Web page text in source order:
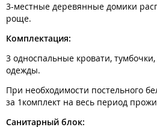
3-местные деревянные домики
роще.
Комплектация:
3 односпальные кровати, тумбочки,
одежды.
При необходимости постельного
за 1комплект на весь период
Санитарный блок: